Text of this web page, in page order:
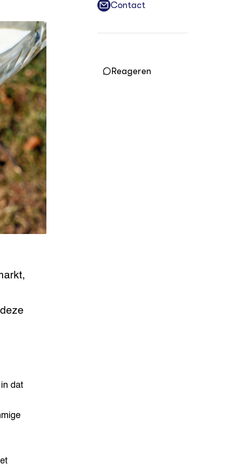
Practoraten
Vakbladen
LEREN
Wiki Groen Kennisnet
GROEN KENNISNET
Over ons
Contact
ENGLISH
Search the Knowledge base
dat
Contact
Reageren